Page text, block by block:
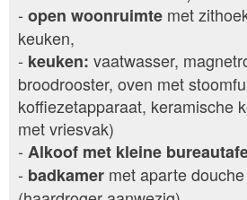
- open woonruimte met
keuken,
- keuken: vaatwasser,
broodrooster, oven met
koffiezetapparaat, keramische
met vriesvak)
- Alkoof met kleine
- badkamer met aparte